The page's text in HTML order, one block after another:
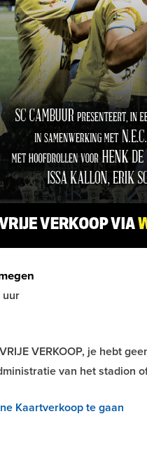
uur
VERKOOP, je hebt
van het stadion
Kaartverkoop te gaan